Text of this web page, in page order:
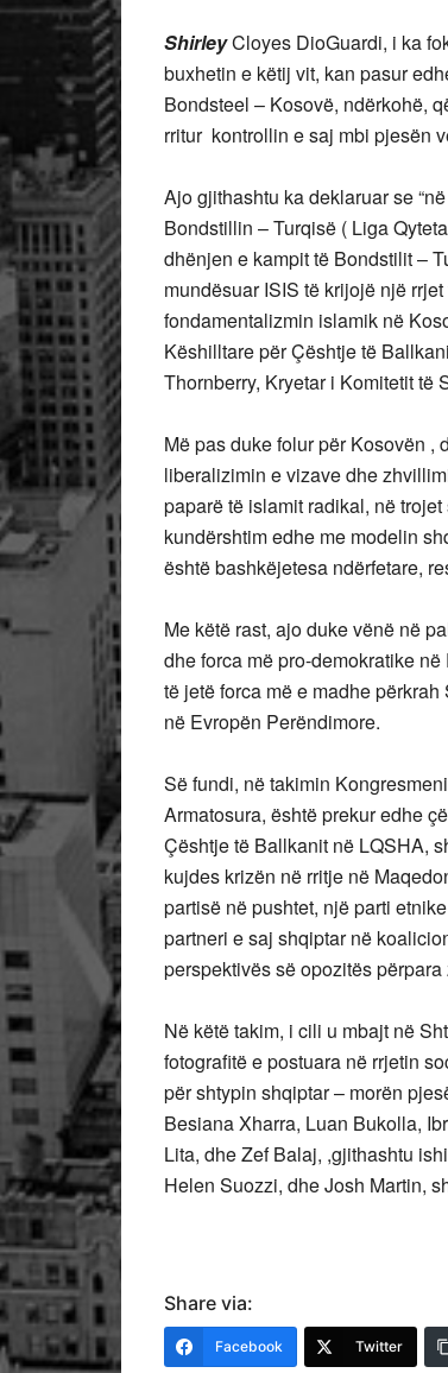
ShirleyCloyes DioGuardi, i ka
buxhetin e këtij vit, kan pasur
Bondsteel – Kosovë, ndërkohë,
rritur kontrollin e saj mbi pjesën
Ajo gjithashtu ka deklaruar se
Bondstillin – Turqisë ( Liga
dhënjen e kampit të Bondstilit –
mundësuar ISIS të krijojë një
fondamentalizmin islamik në
Këshilltare për Çështje të
Thornberry, Kryetar i Komitetit të
Më pas duke folur për Kosovën ,
liberalizimin e vizave dhe
paparë të islamit radikal, në
kundërshtim edhe me modelin
është bashkëjetesa ndërfetare,
Me këtë rast, ajo duke vënë në
dhe forca më pro-demokratike
të jetë forca më e madhe
në Evropën Perëndimore.
Së fundi, në takimin
Armatosura, është prekur edhe
Çështje të Ballkanit në LQSHA,
kujdes krizën në rritje në
partisë në pushtet, një parti
partneri e saj shqiptar në
perspektivës së opozitës
Në këtë takim, i cili u mbajt në
fotografitë e postuara në rrjetin
për shtypin shqiptar – morën
Besiana Xharra, Luan Bukolla,
Lita, dhe Zef Balaj, ,gjithashtu
Helen Suozzi, dhe Josh Martin,
Share via:
Facebook Twitter